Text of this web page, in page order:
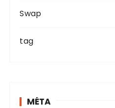
Swap
tag
MÉTA